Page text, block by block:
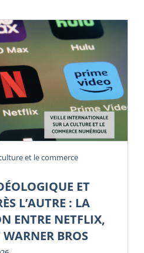
et le commerce
ET
L’AUTRE : LA
ENTRE NETFLIX,
BROS